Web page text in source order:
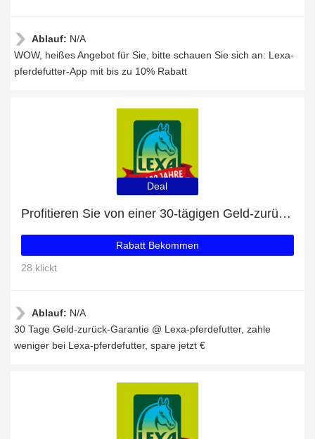
Ablauf: N/A
WOW, heißes Angebot für Sie, bitte schauen Sie sich an: Lexa-
pferdefutter-App mit bis zu 10% Rabatt
Deal
Profitieren Sie von einer 30-tägigen Geld-zurück-Garantie
Rabatt Bekommen
28 klickt
Ablauf: N/A
30 Tage Geld-zurück-Garantie @ Lexa-pferdefutter, zahle
weniger bei Lexa-pferdefutter, spare jetzt €